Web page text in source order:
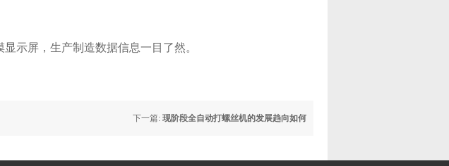
示屏，生产制造数据信息一目了然。
下一篇: 现阶段全自动打螺丝机的发展趋向如何